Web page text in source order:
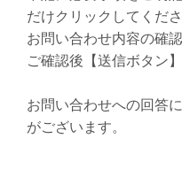
だけクリックしてくださ
お問い合わせ内容の確
ご確認後【送信ボタン
お問い合わせへの回答
がございます。